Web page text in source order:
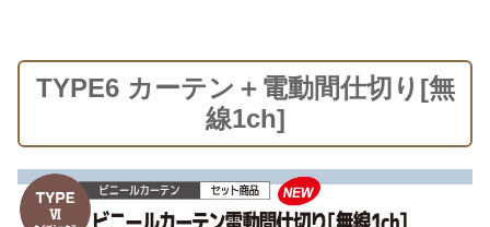
TYPE6 カーテン＋電動間仕切り[無
線1ch]